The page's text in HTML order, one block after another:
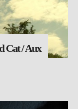
Cat / Aux